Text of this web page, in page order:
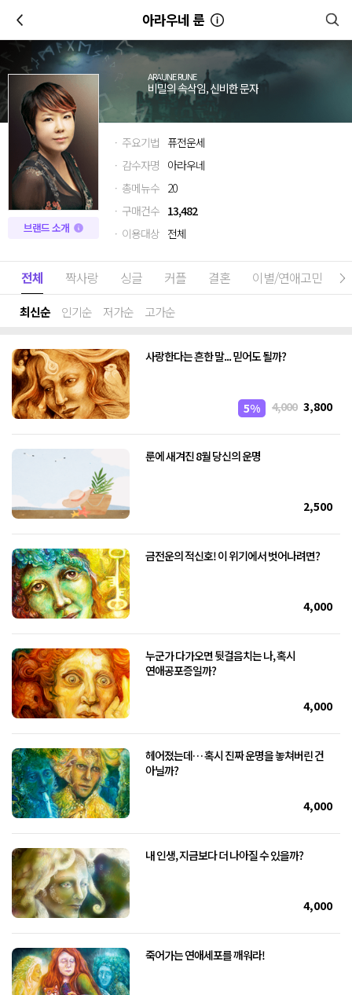
아라우네 룬
ARAUNE RUNE
비밀의 속삭임, 신비한 문자
브랜드 소개
· 주요기법 퓨전운세
· 감수자명 아라우네
· 총메뉴수 20
· 구매건수 13,482
· 이용대상 전체
전체 짝사랑 싱글 커플 결혼 이별/연애고민
최신순 인기순 저가순 고가순
사랑한다는 흔한 말... 믿어도 될까?
5% 4,000 3,800
룬에 새겨진 8월 당신의 운명
2,500
금전운의 적신호! 이 위기에서 벗어나려면?
4,000
누군가 다가오면 뒷걸음치는 나, 혹시
연애공포증일까?
4,000
헤어졌는데… 혹시 진짜 운명을 놓쳐버린 건
아닐까?
4,000
내 인생, 지금보다 더 나아질 수 있을까?
4,000
죽어가는 연애세포를 깨워라!